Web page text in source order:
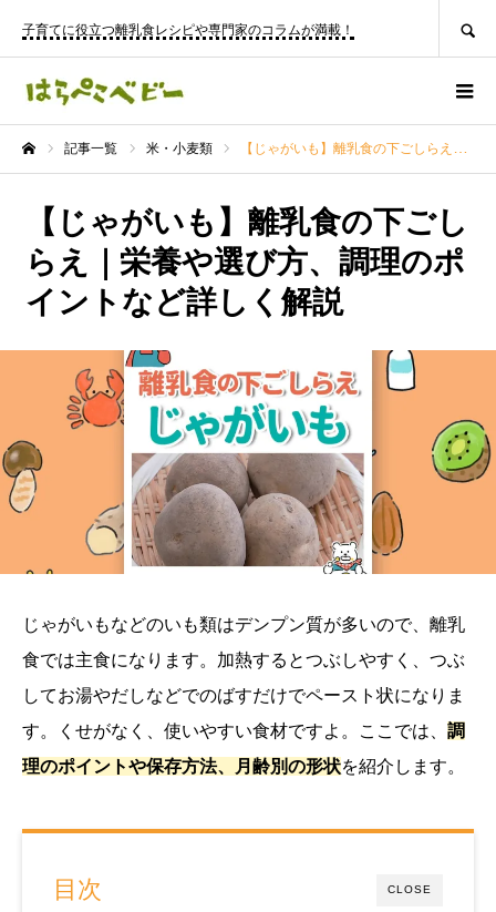
子育てに役立つ離乳食レシピや専門家のコラムが満載！
記事一覧 米・小麦類 【じゃがいも】離乳食の下ごしらえ｜栄養や選び方、調理のポイントなど詳しく解説
【じゃがいも】離乳食の下ごし
らえ｜栄養や選び方、調理のポ
イントなど詳しく解説
じゃがいもなどのいも類はデンプン質が多いので、離乳
食では主食になります。加熱するとつぶしやすく、つぶ
してお湯やだしなどでのばすだけでペースト状になりま
す。くせがなく、使いやすい食材ですよ。ここでは、 調
理のポイントや保存方法、月齢別の形状を紹介します。
CLOSE
目次